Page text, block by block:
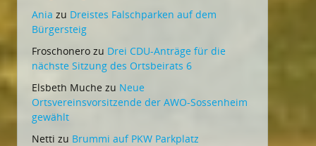
Ania zu Dreistes Falschparken auf dem
Bürgersteig
Froschonero zu Drei CDU-Anträge für die
nächste Sitzung des Ortsbeirats 6
Elsbeth Muche zu Neue
Ortsvereinsvorsitzende der AWO-Sossenheim
gewählt
Netti zu Brummi auf PKW Parkplatz